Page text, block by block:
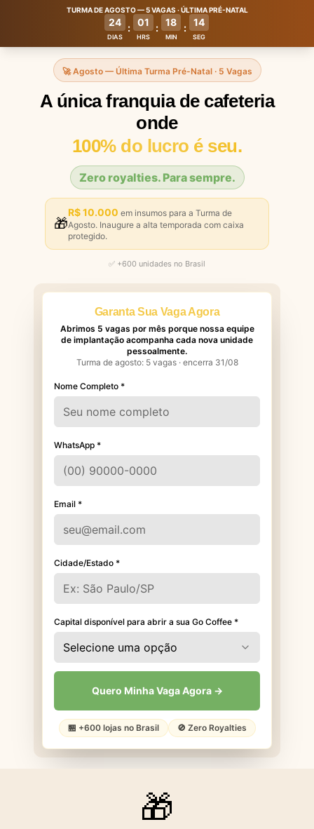
TURMA DE AGOSTO — 5 VAGAS · ÚLTIMA PRÉ-NATAL
24
DIAS
: 01
HRS
: 18
MIN
: 13
SEG
🚀 Agosto — Última Turma Pré-Natal · 5 Vagas
A única franquia de cafeteria
onde
100% do lucro é seu.
Zero royalties. Para sempre.
🎁
R$ 10.000 em insumos para a Turma de
Agosto. Inaugure a alta temporada com caixa
protegido.
✅ +600 unidades no Brasil
Garanta Sua Vaga Agora
Abrimos 5 vagas por mês porque nossa equipe
de implantação acompanha cada nova unidade
pessoalmente.
Turma de agosto: 5 vagas · encerra 31/08
Nome Completo *
WhatsApp *
Email *
Cidade/Estado *
Capital disponível para abrir a sua Go Coffee *
Selecione uma opção
Quero Minha Vaga Agora →
🏪 +600 lojas no Brasil 🚫 Zero Royalties
🎁